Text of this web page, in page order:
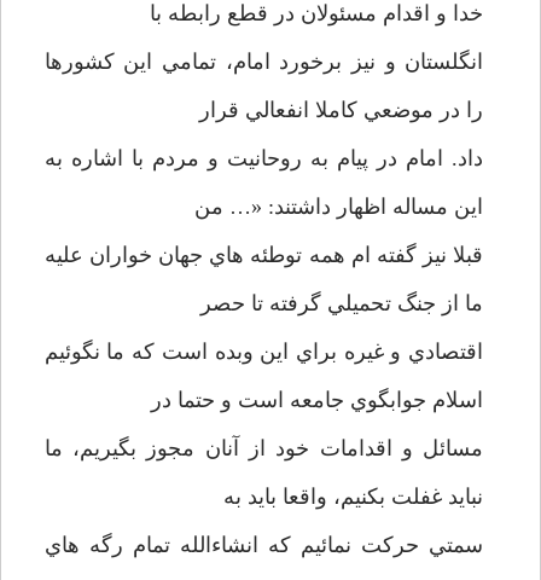
خدا و اقدام مسئولان در قطع رابطه با
انگلستان و نيز برخورد امام، تمامي اين كشورها
را در موضعي كاملا انفعالي قرار
داد. امام در پيام به روحانيت و مردم با اشاره به
اين مساله اظهار داشتند: «… من
قبلا نيز گفته ام همه توطئه هاي جهان خواران عليه
ما از جنگ تحميلي گرفته تا حصر
اقتصادي و غيره براي اين وبده است كه ما نگوئيم
اسلام جوابگوي جامعه است و حتما در
مسائل و اقدامات خود از آنان مجوز بگيريم، ما
نبايد غفلت بكنيم، واقعا بايد به
سمتي حركت نمائيم كه انشاءالله تمام رگه هاي